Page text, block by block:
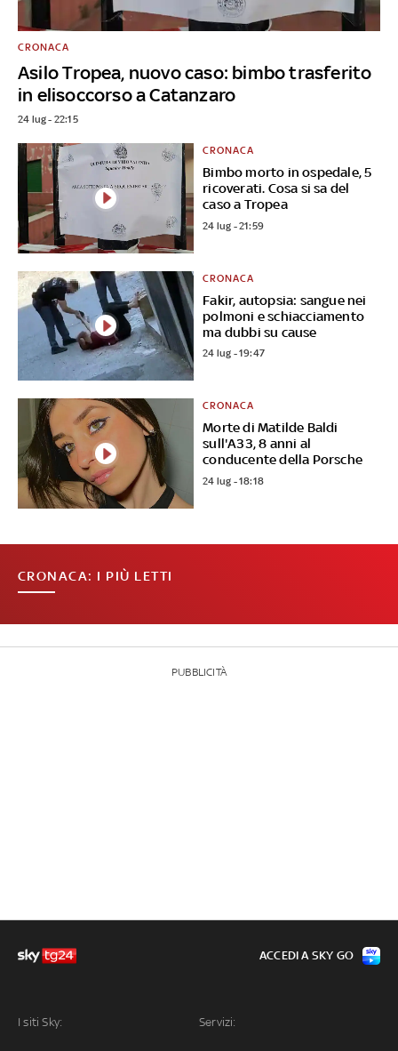
Asilo Tropea, nuovo caso: bimbo trasferito
in elisoccorso a Catanzaro
CRONACA
24 lug - 22:15
Bimbo morto in ospedale, 5
ricoverati. Cosa si sa del
caso a Tropea
CRONACA
24 lug - 21:59
Fakir, autopsia: sangue nei
polmoni e schiacciamento
ma dubbi su cause
CRONACA
24 lug - 19:47
Morte di Matilde Baldi
sull'A33, 8 anni al
conducente della Porsche
CRONACA
24 lug - 18:18
CRONACA: I PIÙ LETTI
PUBBLICITÀ
I siti Sky: Servizi:
ACCEDI A SKY GO